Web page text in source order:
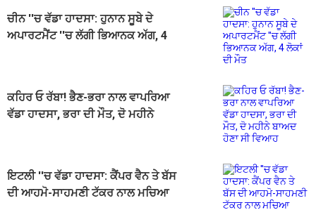
ਚੀਨ ''ਚ ਵੱਡਾ ਹਾਦਸਾ: ਹੁਨਾਨ ਸੂਬੇ ਦੇ
ਅਪਾਰਟਮੈਂਟ ''ਚ ਲੱਗੀ ਭਿਆਨਕ ਅੱਗ, 4
ਕਹਿਰ ਓ ਰੱਬਾ! ਭੈਣ-ਭਰਾ ਨਾਲ ਵਾਪਰਿਆ
ਵੱਡਾ ਹਾਦਸਾ, ਭਰਾ ਦੀ ਮੌਤ, ਦੋ ਮਹੀਨੇ
ਇਟਲੀ ''ਚ ਵੱਡਾ ਹਾਦਸਾ: ਕੈਂਪਰ ਵੈਨ ਤੇ ਬੱਸ
ਦੀ ਆਹਮੋ-ਸਾਹਮਣੀ ਟੱਕਰ ਨਾਲ ਮਚਿਆ